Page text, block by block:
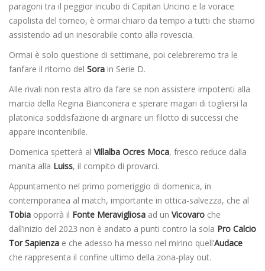
paragoni tra il peggior incubo di Capitan Uncino e la vorace
capolista del torneo, è ormai chiaro da tempo a tutti che stiamo
assistendo ad un inesorabile conto alla rovescia.
Ormai è solo questione di settimane, poi celebreremo tra le
fanfare il ritorno del Sora in Serie D.
Alle rivali non resta altro da fare se non assistere impotenti alla
marcia della Regina Bianconera e sperare magari di togliersi la
platonica soddisfazione di arginare un filotto di successi che
appare incontenibile.
Domenica spetterà al Villalba Ocres Moca, fresco reduce dalla
manita alla Luiss, il compito di provarci.
Appuntamento nel primo pomeriggio di domenica, in
contemporanea al match, importante in ottica-salvezza, che al
Tobia opporrà il Fonte Meravigliosa ad un Vicovaro che
dall’inizio del 2023 non è andato a punti contro la sola Pro Calcio
Tor Sapienza e che adesso ha messo nel mirino quell’Audace
che rappresenta il confine ultimo della zona-play out.